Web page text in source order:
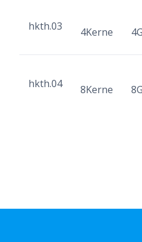
hkth.03 4Kerne 4G
hkth.04 8Kerne 8G